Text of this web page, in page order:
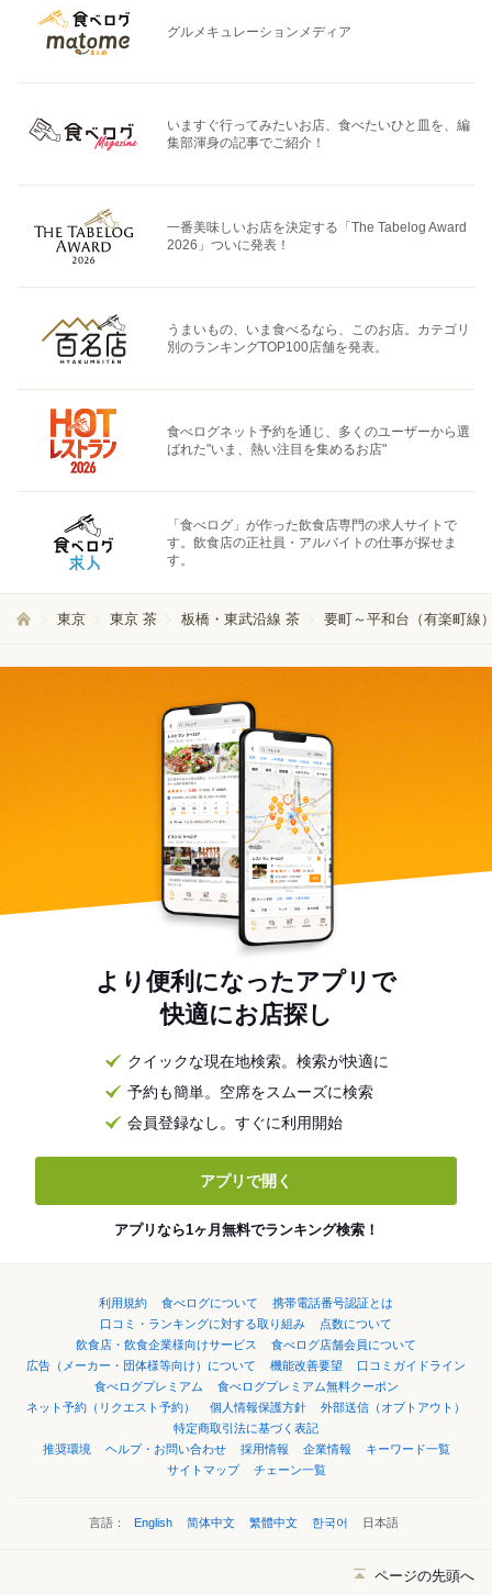
グルメキュレーションメディア
いますぐ行ってみたいお店、食べたいひと皿を、編
集部渾身の記事でご紹介！
一番美味しいお店を決定する「The Tabelog Award
2026」ついに発表！
うまいもの、いま食べるなら、このお店。カテゴリ
別のランキングTOP100店舗を発表。
食べログネット予約を通じ、多くのユーザーから選
ばれた"いま、熱い注目を集めるお店"
「食べログ」が作った飲食店専門の求人サイトで
す。飲食店の正社員・アルバイトの仕事が探せま
す。
東京 東京 茶 板橋・東武沿線 茶 要町～平和台（有楽町線
より便利になったアプリで
快適にお店探し
クイックな現在地検索。検索が快適に
予約も簡単。空席をスムーズに検索
会員登録なし。すぐに利用開始
アプリで開く
アプリなら1ヶ月無料でランキング検索！
利用規約 食べログについて
携帯電話番号認証とは
口コミ・ランキングに対する取り組み
点数について
飲食店・飲食企業様向けサービス
食べログ店舗会員について
広告（メーカー・団体様等向け）について
機能改善要望
口コミガイドライン
食べログプレミアム
食べログプレミアム無料クーポン
ネット予約（リクエスト予約）
個人情報保護方針
外部送信（オプトアウト）
特定商取引法に基づく表記
推奨環境
ヘルプ・お問い合わせ 採用情報 企業情報
キーワード一覧
サイトマップ
チェーン一覧
言語： English 简体中文 繁體中文 한국어 日本語
ページの先頭へ